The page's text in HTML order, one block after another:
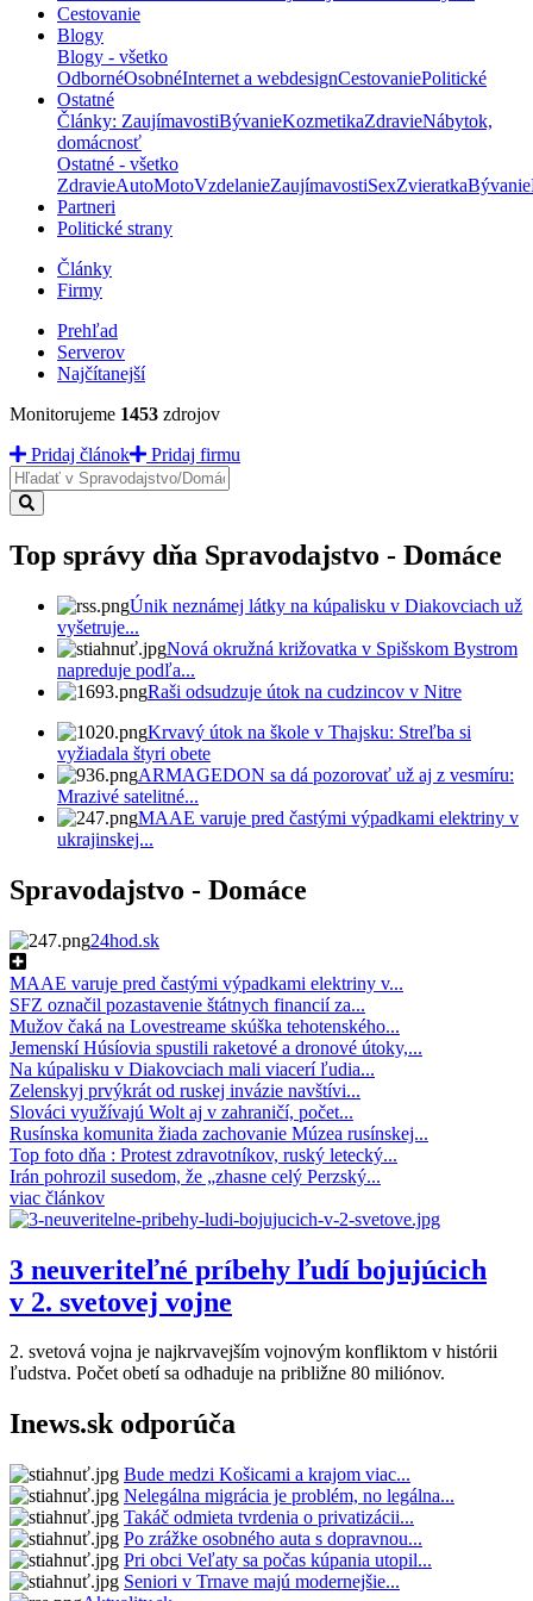
Cestovanie
Blogy
Blogy - všetko
OdbornéOsobnéInternet a webdesignCestovaniePolitické
Ostatné
Články: ZaujímavostiBývanieKozmetikaZdravieNábytok,
domácnosť
Ostatné - všetko
ZdravieAutoMotoVzdelanieZaujímavostiSexZvieratkaBývanie
Partneri
Politické strany
Články
Firmy
Prehľad
Serverov
Najčítanejší
Monitorujeme 1453 zdrojov
Pridaj článok
Pridaj firmu
Hladať
Top správy dňa Spravodajstvo - Domáce
Únik neznámej látky na kúpalisku v Diakovciach už
vyšetruje...
Nová okružná križovatka v Spišskom Bystrom
napreduje podľa...
Raši odsudzuje útok na cudzincov v Nitre
Krvavý útok na škole v Thajsku: Streľba si
vyžiadala štyri obete
ARMAGEDON sa dá pozorovať už aj z vesmíru:
Mrazivé satelitné...
MAAE varuje pred častými výpadkami elektriny v
ukrajinskej...
Spravodajstvo - Domáce
24hod.sk
MAAE varuje pred častými výpadkami elektriny v...
SFZ označil pozastavenie štátnych financií za...
Mužov čaká na Lovestreame skúška tehotenského...
Jemenskí Húsíovia spustili raketové a dronové útoky,...
Na kúpalisku v Diakovciach mali viacerí ľudia...
Zelenskyj prvýkrát od ruskej invázie navštívi...
Slováci využívajú Wolt aj v zahraničí, počet...
Rusínska komunita žiada zachovanie Múzea rusínskej...
Top foto dňa : Protest zdravotníkov, ruský letecký...
Irán pohrozil susedom, že „zhasne celý Perzský...
viac článkov
3 neuveriteľné príbehy ľudí bojujúcich
v 2. svetovej vojne
2. svetová vojna je najkrvavejším vojnovým konfliktom v histórii
ľudstva. Počet obetí sa odhaduje na približne 80 miliónov.
Inews.sk odporúča
Bude medzi Košicami a krajom viac...
Nelegálna migrácia je problém, no legálna...
Takáč odmieta tvrdenia o privatizácii...
Po zrážke osobného auta s dopravnou...
Pri obci Veľaty sa počas kúpania utopil...
Seniori v Trnave majú modernejšie...